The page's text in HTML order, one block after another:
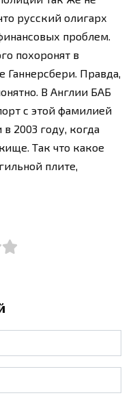
русский олигарх
проблем.
похоронят в
Ганнерсбери. Правда,
В Англии БАБ
с этой фамилией
2003 году, когда
Так что какое
плите,